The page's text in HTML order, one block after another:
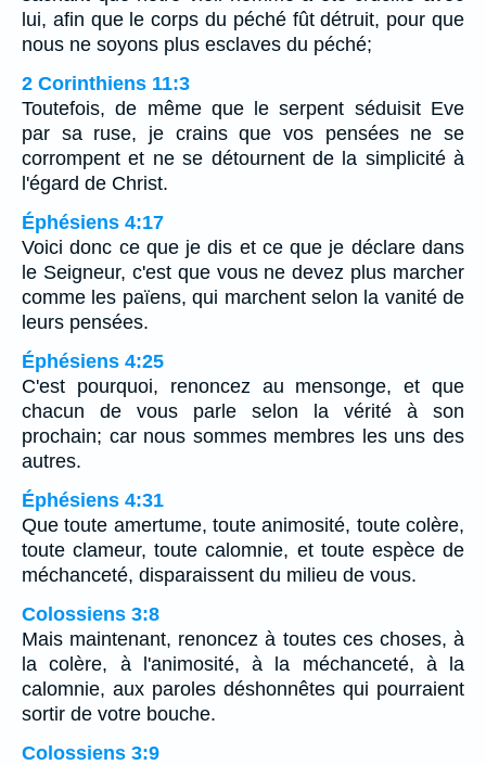
lui, afin que le corps du péché fût détruit, pour que
nous ne soyons plus esclaves du péché;
2 Corinthiens 11:3
Toutefois, de même que le serpent séduisit Eve
par sa ruse, je crains que vos pensées ne se
corrompent et ne se détournent de la simplicité à
l'égard de Christ.
Éphésiens 4:17
Voici donc ce que je dis et ce que je déclare dans
le Seigneur, c'est que vous ne devez plus marcher
comme les païens, qui marchent selon la vanité de
leurs pensées.
Éphésiens 4:25
C'est pourquoi, renoncez au mensonge, et que
chacun de vous parle selon la vérité à son
prochain; car nous sommes membres les uns des
autres.
Éphésiens 4:31
Que toute amertume, toute animosité, toute colère,
toute clameur, toute calomnie, et toute espèce de
méchanceté, disparaissent du milieu de vous.
Colossiens 3:8
Mais maintenant, renoncez à toutes ces choses, à
la colère, à l'animosité, à la méchanceté, à la
calomnie, aux paroles déshonnêtes qui pourraient
sortir de votre bouche.
Colossiens 3:9